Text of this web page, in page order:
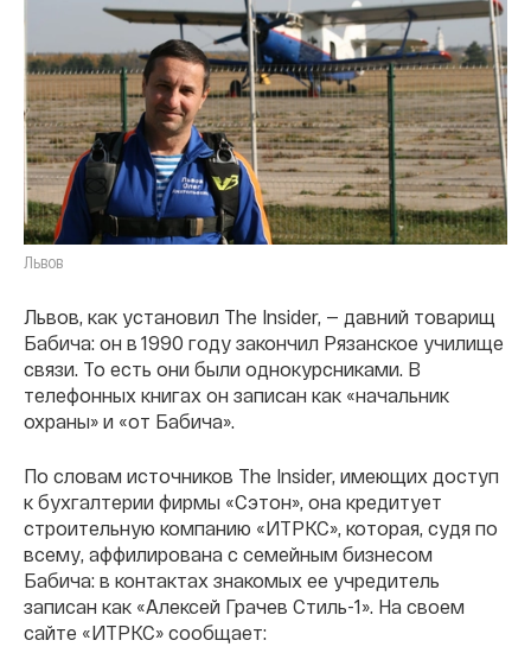
Львов
Львов, как установил The Insider, — давний товарищ
Бабича: он в 1990 году закончил Рязанское училище
связи. То есть они были однокурсниками. В
телефонных книгах он записан как «начальник
охраны» и «от Бабича».
По словам источников The Insider, имеющих доступ
к бухгалтерии фирмы «Сэтон», она кредитует
строительную компанию «ИТРКС», которая, судя по
всему, аффилирована с семейным бизнесом
Бабича: в контактах знакомых ее учредитель
записан как «Алексей Грачев Стиль-1». На своем
сайте «ИТРКС» сообщает: